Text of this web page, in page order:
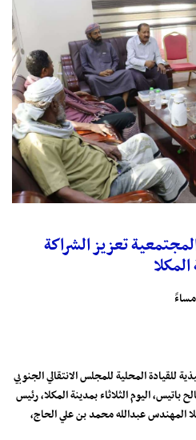
تعزيز الشراكة
للقيادة المحلية للمجلس الانتقالي الجنوبي
اليوم الثلاثاء بمدينة المكلا، رئيس
المهندس عبدالله محمد بن علي الحاج،